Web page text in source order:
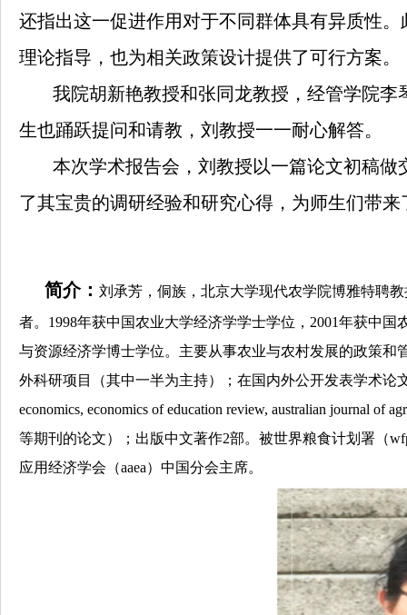
还指出这一促进作用对于不同群体具有异质性
理论指导，也为相关政策设计提供了可行方案。
我院胡新艳教授和张同龙教授，经管学院
生也踊跃提问和请教，刘教授一一耐心解答。
本次学术报告会，刘教授以一篇论文初稿
了其宝贵的调研经验和研究心得，为师生们带
简介： 刘承芳，侗族，北京大学现代农学院博雅特聘
者。 1998年获中国农业大学经济学学士学位， 2001年获中国
与资源经济学博士学位。主要从事农业与农村发展的政策
外科研项目（其中一半为主持）；在国内外公开发表学术论
economics, economics of education review, australian journal of
等期刊的论文）；出版中文著作2部。被世界粮食计划署（
应用经济学会（aaea）中国分会主席。